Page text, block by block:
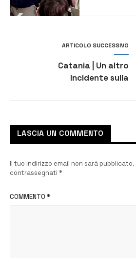
ARTICOLO SUCCESSIVO
Catania | Un altro
incidente sulla
LASCIA UN COMMENTO
Il tuo indirizzo email non sarà pubblicato.
contrassegnati *
COMMENTO *